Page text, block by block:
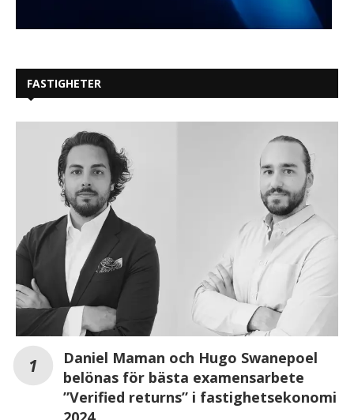
FASTIGHETER
Daniel Maman och Hugo Swanepoel
belönas för bästa examensarbete
”Verified returns” i fastighetsekonomi